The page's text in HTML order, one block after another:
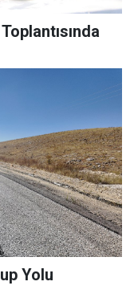
Yolu